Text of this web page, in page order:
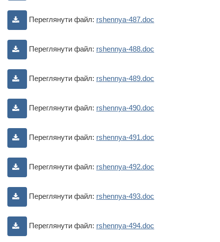
Переглянути файл: rshennya-487.doc
Переглянути файл: rshennya-488.doc
Переглянути файл: rshennya-489.doc
Переглянути файл: rshennya-490.doc
Переглянути файл: rshennya-491.doc
Переглянути файл: rshennya-492.doc
Переглянути файл: rshennya-493.doc
Переглянути файл: rshennya-494.doc